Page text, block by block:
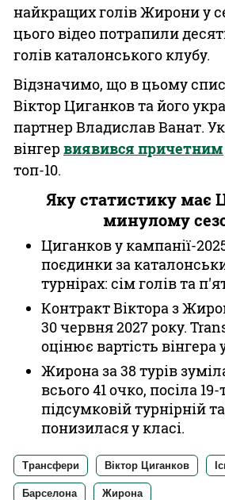
найкращих голів Жирони у
цього відео потрапили
голів каталонського клубу.
Відзначимо, що в цьому
Віктор Циганков та його
партнер Владислав Ванат.
вінгер виявився причетним
топ-10.
Яку статистику має
минулому
Циганков у кампанії-
поєдинки за
турнірах: сім голів та
Контракт Віктора з
30 червня 2027 року.
оцінює вартість вінгера
Жирона за 38 турів
всього 41 очко, посіла
підсумковій турнірній
понизилася у класі.
Трансфери Віктор Циганков
Барселона Жирона